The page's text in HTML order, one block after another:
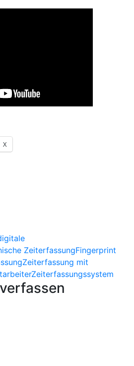
X
ZeiterfassungFingerprint
Zeiterfassung mit
Zeiterfassungssystem